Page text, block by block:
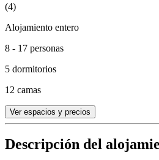
(4)
Alojamiento entero
8 - 17 personas
5 dormitorios
12 camas
Ver espacios y precios
Descripción del